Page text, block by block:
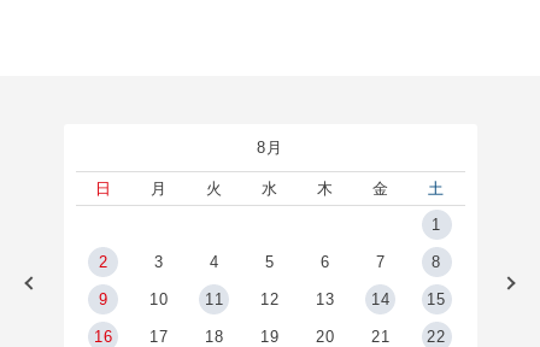
8月
日 月 火 水 木 金
土
1
2 3 4 5 6 7 8
9 10 11 12 13 14 15
16 17 18 19 20 21 22